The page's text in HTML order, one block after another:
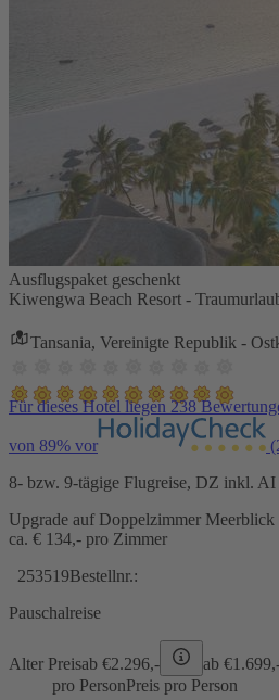
Ausflugspaket geschenkt
Kiwengwa Beach Resort -
Tansania, Vereinigte Republik -
Für dieses Hotel liegen 238
von 89% vor
8- bzw. 9-tägige Flugreise, DZ inkl.
Upgrade auf Doppelzimmer
ca. € 134,- pro Zimmer
253519Bestellnr.:
Pauschalreise
Alter Preisab €2.296,- ab €
pro PersonPreis pro Person